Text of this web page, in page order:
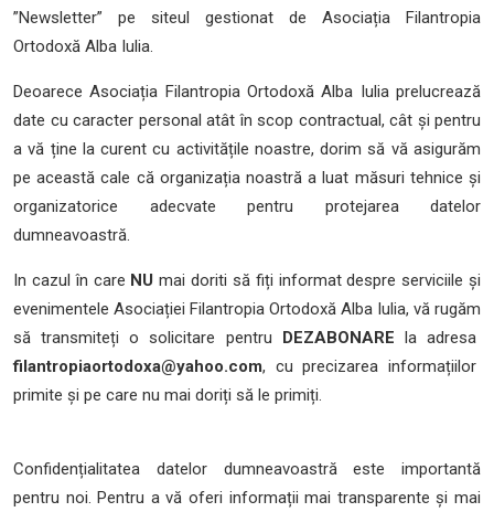
”Newsletter” pe siteul gestionat de Asociația Filantropia
Ortodoxă Alba Iulia.
Deoarece Asociația Filantropia Ortodoxă Alba Iulia prelucrează
date cu caracter personal atât în scop contractual, cât și pentru
a vă ține la curent cu activitățile noastre, dorim să vă asigurăm
pe această cale că organizația noastră a luat măsuri tehnice și
organizatorice adecvate pentru protejarea datelor
dumneavoastră.
In cazul în care NU mai doriti să fiți informat despre serviciile și
evenimentele Asociației Filantropia Ortodoxă Alba Iulia, vă rugăm
să transmiteți o solicitare pentru DEZABONARE la adresa
filantropiaortodoxa@yahoo.com, cu precizarea informațiilor
primite și pe care nu mai doriți să le primiți.
Confidențialitatea datelor dumneavoastră este importantă
pentru noi. Pentru a vă oferi informații mai transparente și mai